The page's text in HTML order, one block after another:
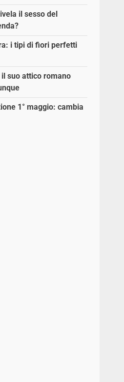
il sesso del
i tipi di fiori perfetti
suo attico romano
1° maggio: cambia